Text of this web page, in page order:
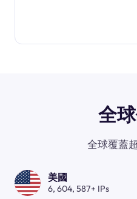
全
全球覆蓋
美國
6, 604, 587+ IPs